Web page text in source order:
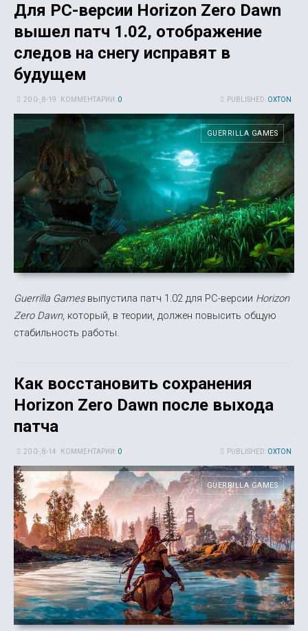
Для PC-версии Horizon Zero Dawn
вышел патч 1.02, отображение
следов на снегу исправят в
будущем
PUBLISHED: OXTON
20 0-, 8-19 КОММЕНТАРИИ: 0
GUERRILLA GAMES
Guerrilla Gamesвыпустила патч 1.02 для PC-версии Horizon
Zero Dawn, который, в теории, должен повысить общую
стабильность работы.
Как восстановить сохранения
Horizon Zero Dawn после выхода
патча
PUBLISHED: OXTON
20 0-, 8-14 КОММЕНТАРИИ: 0
GUERRILLA GAMES